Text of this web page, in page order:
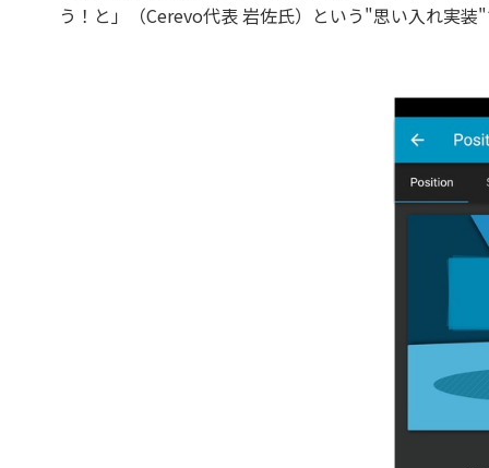
う！と」（Cerevo代表 岩佐氏）という"思い入れ実